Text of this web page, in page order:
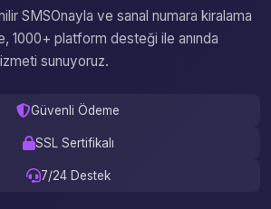
SMSOnayla ve sanal numara kiralama
1000+ platform desteği ile anında
sunuyoruz.
Güvenli Ödeme
SSL Sertifikalı
7/24 Destek